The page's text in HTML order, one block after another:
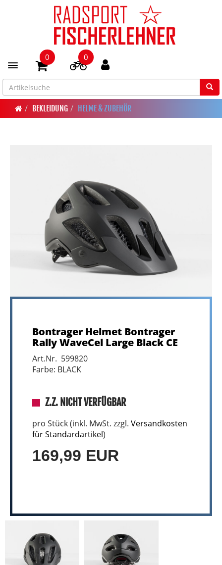
Toggle navigation
0 0
BEKLEIDUNG HELME & ZUBEHÖR
Bontrager Helmet Bontrager
Rally WaveCel Large Black CE
Art.Nr. 599820
Farbe: BLACK
Z.Z. NICHT VERFÜGBAR
pro Stück (inkl. MwSt. zzgl. Versandkosten
für Standardartikel)
169,99 EUR